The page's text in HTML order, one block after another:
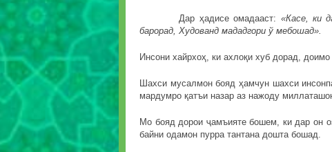
Дар ҳадисе омадааст: «Касе, ки
барорад, Худованд мададгори ў мебошад».
Инсони хайрхоҳ, ки ахлоқи хуб дорад,
Шахси мусалмон бояд ҳамчун шахси
мардумро қатъи назар аз нажоду
Мо бояд дорои ҷамъияте бошем, ки дар он
байни одамон пурра тантана дошта бошад.